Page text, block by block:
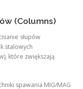
(Columns)
słupów
stalowych
które zwiększają
spawania MIG/MAG